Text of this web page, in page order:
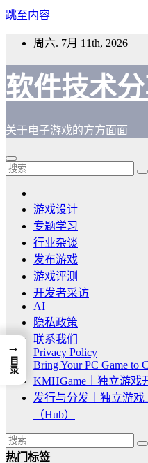
跳至内容
周六. 7月 11th, 2026
软件技术
关于电子游戏的方方面面
游戏设计
专题学习
行业杂谈
发布游戏
游戏评测
开发者采访
AI
隐私政策
联系我们
Privacy Policy
Bring Your PC Game to
KMHGame｜独立游戏
发行与分发｜独立游
（Hub）
热门标签
→
目录